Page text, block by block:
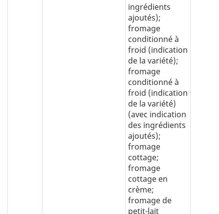
ingrédients
ajoutés);
fromage
conditionné à
froid (indication
de la variété);
fromage
conditionné à
froid (indication
de la variété)
(avec indication
des ingrédients
ajoutés);
fromage
cottage;
fromage
cottage en
crème;
fromage de
petit-lait